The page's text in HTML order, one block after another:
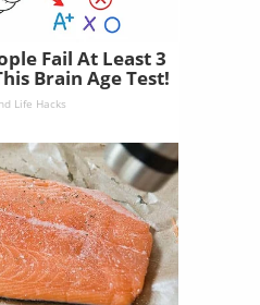
Fail At Least 3
Brain Age Test!
Life Hacks